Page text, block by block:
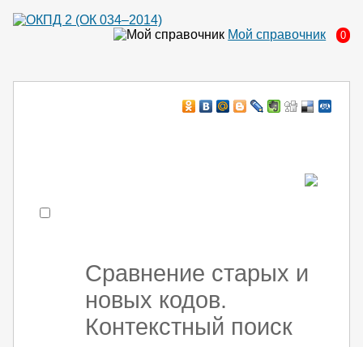
Мой справочник 0
Сравнение старых и
новых кодов.
Контекстный поиск